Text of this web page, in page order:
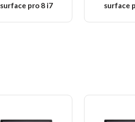
surface pro 8 i7 surface